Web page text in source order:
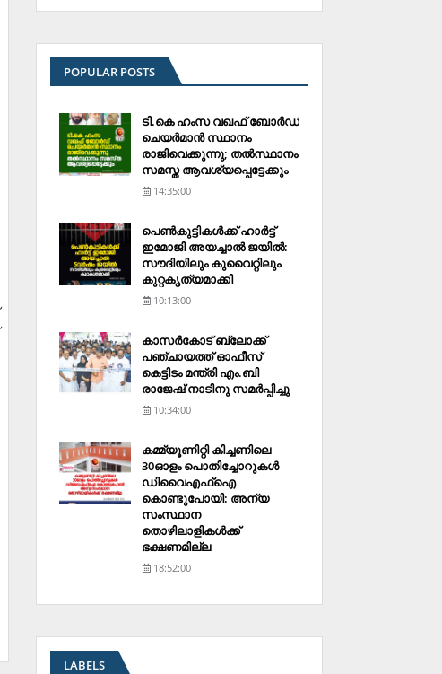
POPULAR POSTS
ടി.കെ ഹംസ വഖഫ് ബോര്‍ഡ്
ചെയര്‍മാന്‍ സ്ഥാനം
രാജിവെക്കുന്നു; തല്‍സ്ഥാനം
സമസ്ത ആവശ്യപ്പെട്ടേക്കും
14:35:00
പെണ്‍കുട്ടികള്‍ക്ക് ഹാര്‍ട്ട്
ഇമോജി അയച്ചാല്‍ ജയില്‍:
സൗദിയിലും കുവൈറ്റിലും
കുറ്റകൃത്യമാക്കി
10:13:00
കാസര്‍കോട് ബ്ലോക്ക്
പഞ്ചായത്ത് ഓഫീസ്
കെട്ടിടം മന്ത്രി എം.ബി
രാജേഷ് നാടിനു സമര്‍പ്പിച്ചു
10:34:00
കമ്മ്യൂണിറ്റി കിച്ചണിലെ
30ഓളം പൊതിച്ചോറുകള്‍
ഡിവൈഎഫ്‌ഐ
കൊണ്ടുപോയി: അന്യ
സംസ്ഥാന
തൊഴിലാളികള്‍ക്ക്
ഭക്ഷണമില്ല
18:52:00
LABELS